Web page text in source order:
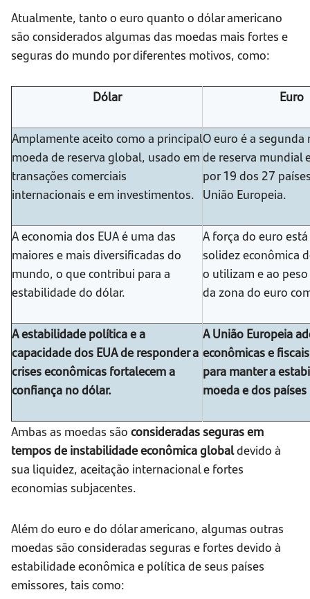
Atualmente, tanto o euro quanto o dólar americano
são considerados algumas das moedas mais fortes e
seguras do mundo por diferentes motivos, como:
Dólar Euro
Amplamente aceito como a principal
moeda de reserva global, usado em
transações comerciais
internacionais e em investimentos.
O euro é a segunda
de reserva mundial
por 19 dos 27
União Europeia.
A economia dos EUA é uma das
maiores e mais diversificadas do
mundo, o que contribui para a
estabilidade do dólar.
A força do euro
solidez econômica
o utilizam e ao
da zona do euro
A estabilidade política e a
capacidade dos EUA de responder a
crises econômicas fortalecem a
confiança no dólar.
A União Europeia
econômicas e
para manter a
moeda e dos
Ambas as moedas são consideradas seguras em
tempos de instabilidade econômica globaldevido à
sua liquidez, aceitação internacional e fortes
economias subjacentes.
Além do euro e do dólar americano, algumas outras
moedas são consideradas seguras e fortes devido à
estabilidade econômica e política de seus países
emissores, tais como: